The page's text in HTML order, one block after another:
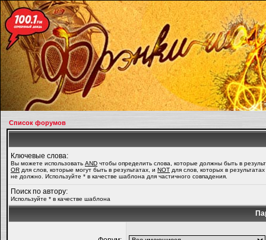
Список форумов
Ключевые слова:
Вы можете использовать AND чтобы определить слова, которые должны быть в
OR для слов, которые могут быть в результатах, и NOT для слов, которых в
не должно. Используйте * в качестве шаблона для частичного совпадения.
Поиск по автору:
Используйте * в качестве шаблона